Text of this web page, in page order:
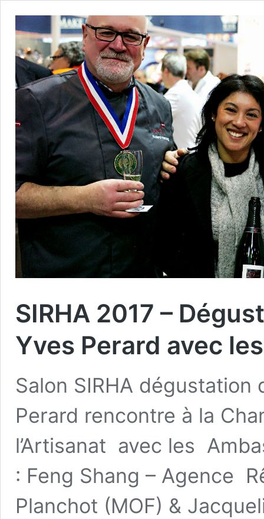
SIRHA 2017 –
Yves Perard avec
Salon SIRHA
Perard rencontre à la
l’Artisanat avec les
: Feng Shang – Agence
Planchot (MOF) &